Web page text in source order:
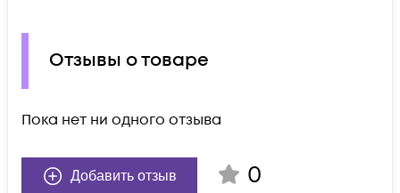
Отзывы о товаре
Пока нет ни одного отзыва
Добавить отзыв 0